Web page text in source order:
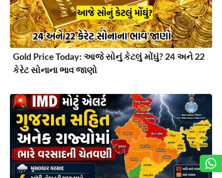
Gold Price Today: આજે સોનું કેટલું મોંઘું? 24 અને 22
કેરેટ સોનાના ભાવ જાણો